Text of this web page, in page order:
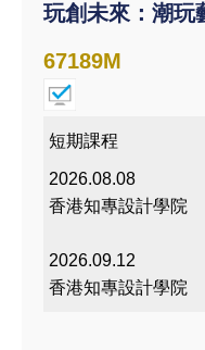
玩創未來：潮玩
67189M
短期課程
2026.08.08
香港知專設計學院
2026.09.12
香港知專設計學院